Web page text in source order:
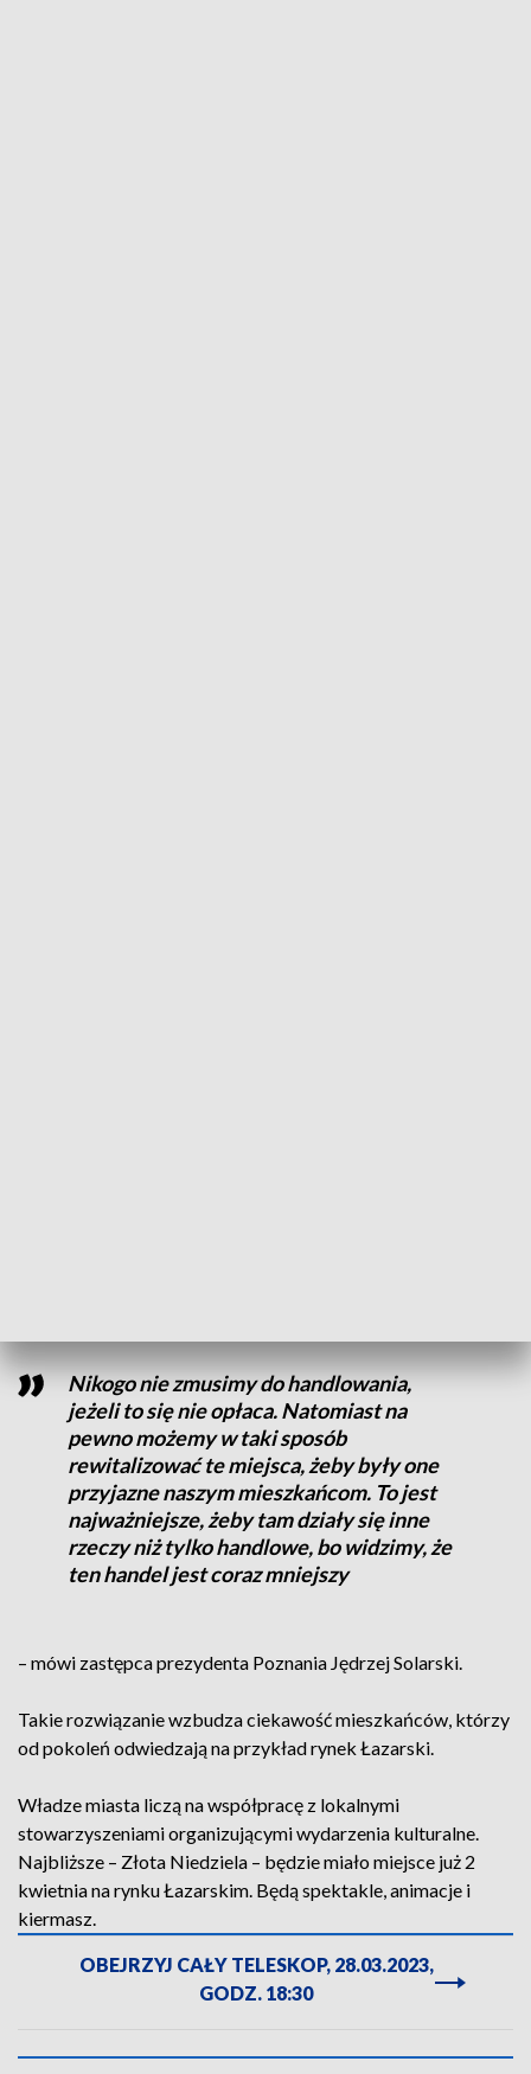
Nikogo nie zmusimy do handlowania,
jeżeli to się nie opłaca. Natomiast na
pewno możemy w taki sposób
rewitalizować te miejsca, żeby były one
przyjazne naszym mieszkańcom. To jest
najważniejsze, żeby tam działy się inne
rzeczy niż tylko handlowe, bo widzimy, że
ten handel jest coraz mniejszy
– mówi zastępca prezydenta Poznania Jędrzej Solarski.
Takie rozwiązanie wzbudza ciekawość mieszkańców, którzy
od pokoleń odwiedzają na przykład rynek Łazarski.
Władze miasta liczą na współpracę z lokalnymi
stowarzyszeniami organizującymi wydarzenia kulturalne.
Najbliższe – Złota Niedziela – będzie miało miejsce już 2
kwietnia na rynku Łazarskim. Będą spektakle, animacje i
kiermasz.
OBEJRZYJ CAŁY TELESKOP, 28.03.2023,
GODZ. 18:30